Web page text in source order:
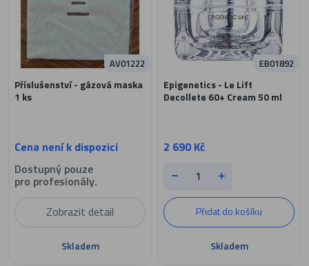
Příslušenství - gázová maska
1 ks
Cena není k dispozici
AV01222
Dostupný pouze
pro profesionály.
Zobrazit detail
Skladem
Epigenetics - Le Lift
Decollete 60+ Cream 50 ml
2 690 Kč
EB01892
Přidat do košíku
Skladem